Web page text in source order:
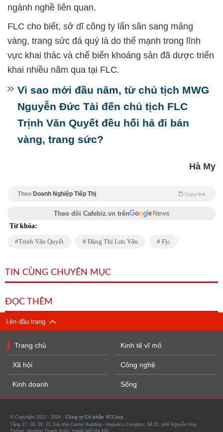
ngành nghề liên quan.
FLC cho biết, sở dĩ công ty lấn sân sang mảng
vàng, trang sức đá quý là do thế mạnh trong lĩnh
vực khai thác và chế biến khoáng sản đã dược triển
khai nhiều năm qua tại FLC.
Vì sao mới đầu năm, từ chủ tịch MWG
Nguyễn Đức Tài đến chủ tịch FLC
Trịnh Văn Quyết đều hối hả đi bán
vàng, trang sức?
Hà My
Theo Doanh Nghiệp Tiếp Thị Copy link
Theo dõi Cafebiz.vn trên
Từ khóa:
Trịnh Văn Quyết Đặng Thị Lưu Vân Fjc
TIN CÙNG CHUYÊN MỤC
ĐỌC THÊM
Lên đầu trang
Trang chủ
Xã hội
Kinh doanh
Kinh tế vĩ mô
Công nghệ
Sống
© Copyright 2012 - 2026 - Công ty Cổ phần VCCorp.
Tầng 17, 19, 20, 21 Toà nhà Center Building - Hapulico Complex, Số 01, phố Nguyễn Huy
Tưởng, phường Thanh Xuân, thành phố Hà Nội